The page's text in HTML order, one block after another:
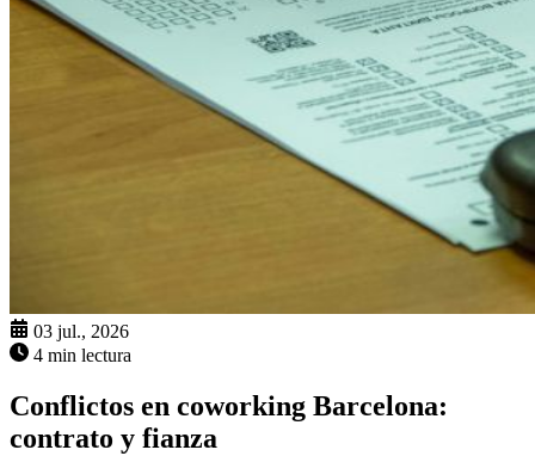
03 jul., 2026
4 min lectura
Conflictos en coworking Barcelona:
contrato y fianza